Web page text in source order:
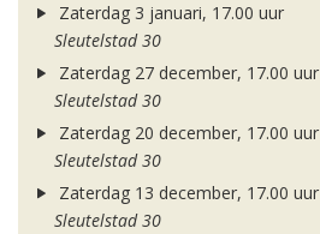
Zaterdag 3 januari, 17.00 uur
Sleutelstad 30
Zaterdag 27 december, 17.00 uur
Sleutelstad 30
Zaterdag 20 december, 17.00 uur
Sleutelstad 30
Zaterdag 13 december, 17.00 uur
Sleutelstad 30